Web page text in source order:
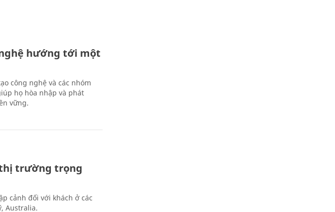
hướng tới một
công nghệ và các nhóm
họ hòa nhập và phát
vững.
trường trọng
cảnh đối với khách ở các
Australia.